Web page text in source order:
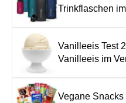
Trinkflaschen
Vanilleeis Test
Vanilleeis im
Vegane Snacks